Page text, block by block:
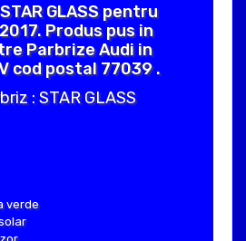
GLASS pentru
Produs pus in
Parbrize Audi in
cod postal 77039 .
: STAR GLASS
verde